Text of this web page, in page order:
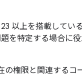
以上を搭載してい
を特定する場合に
の権限と関連するコ